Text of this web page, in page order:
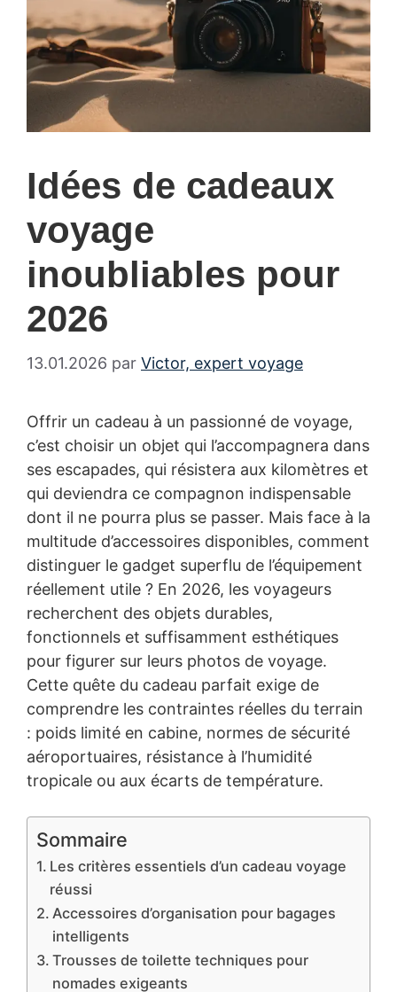
Idées de cadeaux
voyage
inoubliables pour
2026
13.01.2026 par Victor, expert voyage
Offrir un cadeau à un passionné de voyage,
c’est choisir un objet qui l’accompagnera dans
ses escapades, qui résistera aux kilomètres et
qui deviendra ce compagnon indispensable
dont il ne pourra plus se passer. Mais face à la
multitude d’accessoires disponibles, comment
distinguer le gadget superflu de l’équipement
réellement utile ? En 2026, les voyageurs
recherchent des objets durables,
fonctionnels et suffisamment esthétiques
pour figurer sur leurs photos de voyage.
Cette quête du cadeau parfait exige de
comprendre les contraintes réelles du terrain
: poids limité en cabine, normes de sécurité
aéroportuaires, résistance à l’humidité
tropicale ou aux écarts de température.
Sommaire
Les critères essentiels d’un cadeau voyage
réussi
Accessoires d’organisation pour bagages
intelligents
Trousses de toilette techniques pour
nomades exigeants